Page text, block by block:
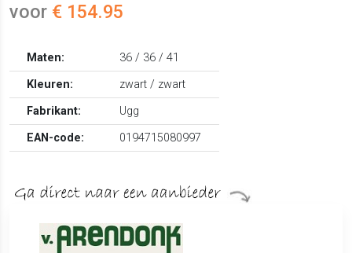
voor € 154.95
Maten:
36 / 36 / 41
Kleuren:
zwart / zwart
Fabrikant:
Ugg
EAN-code:
0194715080997